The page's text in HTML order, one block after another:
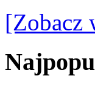
[Zobacz